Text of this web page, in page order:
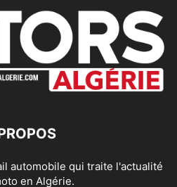
automobile qui traite l'actualité
en Algérie.